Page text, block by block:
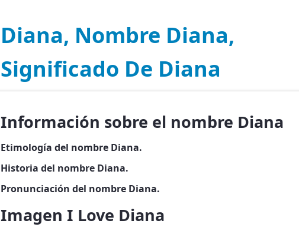
Diana, Nombre Diana,
Significado De Diana
Información sobre el nombre Diana
Etimología del nombre Diana.
Historia del nombre Diana.
Pronunciación del nombre Diana.
Imagen I Love Diana